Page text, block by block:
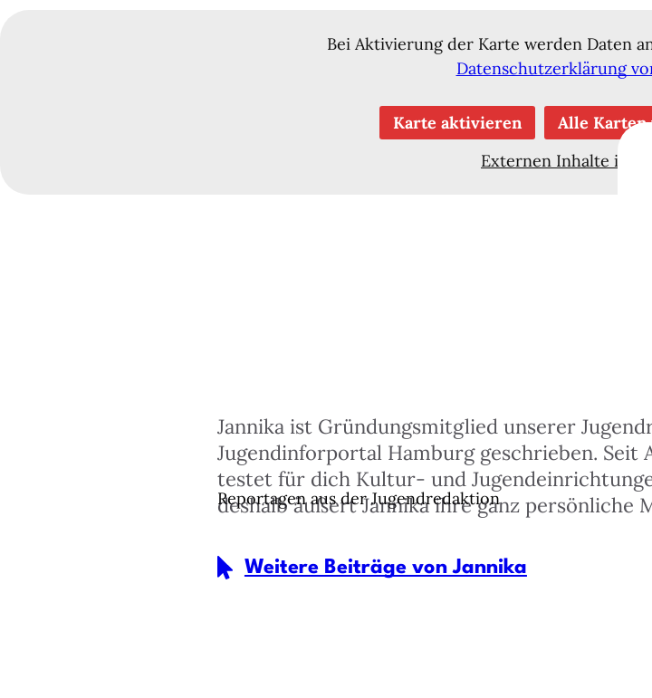
Bei Aktivierung der Karte werden Daten
Datenschutzerklärung
Karte aktivieren
Alle Karten
Externen Inhalte
Reportagen aus der Jugendredaktion
Jannika ist Gründungsmitglied unserer
Jugendinforportal Hamburg geschrieben.
testet für dich Kultur- und
deshalb äußert Jannika ihre ganz
Weitere Beiträge von Jannika